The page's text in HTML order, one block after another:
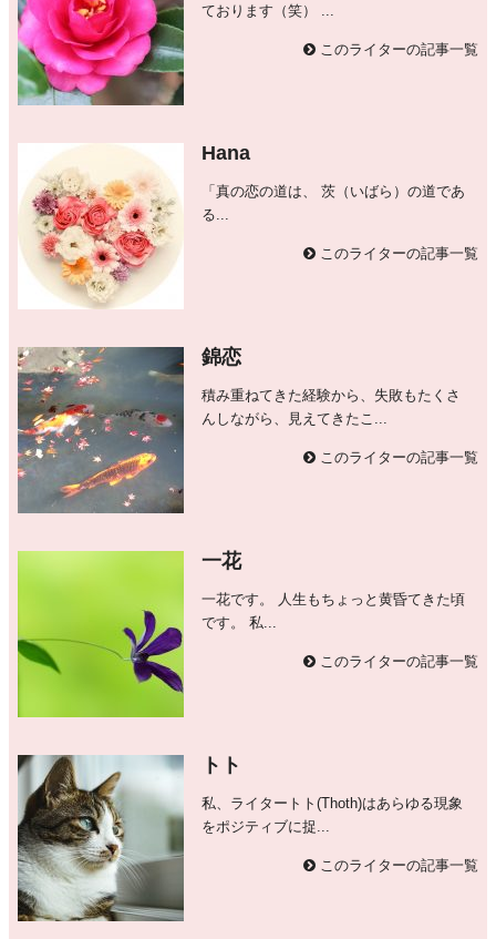
ております（笑） ...
このライターの記事一覧
Hana
「真の恋の道は、 茨（いばら）の道であ
る...
このライターの記事一覧
錦恋
積み重ねてきた経験から、失敗もたくさ
んしながら、見えてきたこ...
このライターの記事一覧
一花
一花です。 人生もちょっと黄昏てきた頃
です。 私...
このライターの記事一覧
トト
私、ライタートト(Thoth)はあらゆる現象
をポジティブに捉...
このライターの記事一覧